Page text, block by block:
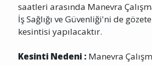
saatleri arasında Manevra
İş Sağlığı ve Güvenliği'ni de
kesintisi yapılacaktır.
Kesinti Nedeni : Manevra